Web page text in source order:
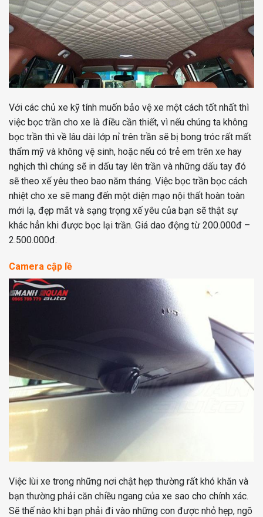
Với các chủ xe kỹ tính muốn bảo vệ xe một cách tốt nhất thì
việc bọc trần cho xe là điều cần thiết, vì nếu chúng ta không
bọc trần thì về lâu dài lớp nỉ trên trần sẽ bị bong tróc rất mất
thẩm mỹ và không vệ sinh, hoặc nếu có trẻ em trên xe hay
nghịch thì chúng sẽ in dấu tay lên trần và những dấu tay đó
sẽ theo xế yêu theo bao năm tháng. Việc bọc trần bọc cách
nhiệt cho xe sẽ mang đến một diện mạo nội thất hoàn toàn
mới lạ, đẹp mắt và sạng trọng xế yêu của bạn sẽ thật sự
khác hẳn khi được bọc lại trần. Giá dao động từ 200.000đ –
2.500.000đ.
Camera cập lề
Việc lùi xe trong những nơi chật hẹp thường rất khó khăn và
bạn thường phải căn chiều ngang của xe sao cho chính xác.
Sẽ thế nào khi bạn phải đi vào những con được nhỏ hẹp, ngõ